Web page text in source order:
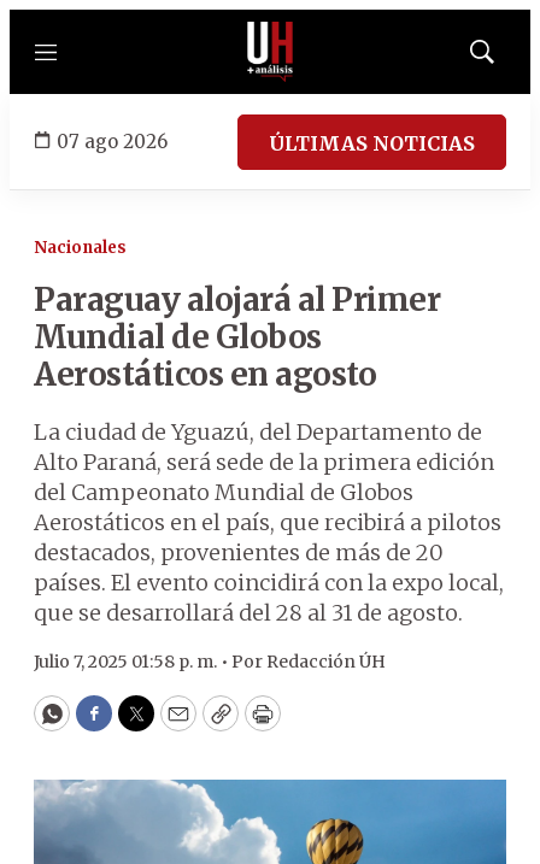
Menú
Mostrar
07 ago 2026 ÚLTIMAS NOTICIAS
Nacionales
Paraguay alojará al Primer
Mundial de Globos
Aerostáticos en agosto
La ciudad de Yguazú, del Departamento de
Alto Paraná, será sede de la primera edición
del Campeonato Mundial de Globos
Aerostáticos en el país, que recibirá a pilotos
destacados, provenientes de más de 20
países. El evento coincidirá con la expo local,
que se desarrollará del 28 al 31 de agosto.
Julio 7, 2025 01:58 p. m. • Por Redacción ÚH
WhatsApp
Facebook
Twitter
EmailCopyPrint